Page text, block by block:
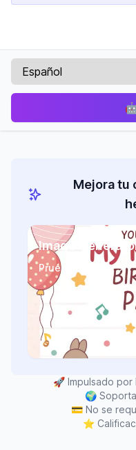
Mejora tu
Image
Pruébalo ahora
🚀 Impulsado por
🌍
💳 No se
⭐